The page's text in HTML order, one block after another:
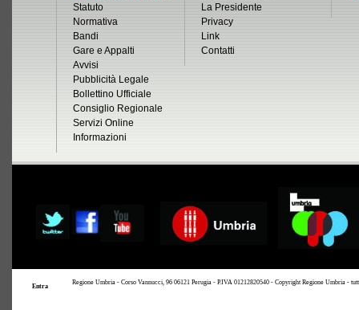
Statuto
Normativa
Bandi
Gare e Appalti
Avvisi
Pubblicità Legale
Bollettino Ufficiale
Consiglio Regionale
Servizi Online
Informazioni
La Presidente
Privacy
Link
Contatti
Entra
Regione Umbria - Corso Vannucci, 96 06121 Perugia - P.IVA 01212820540 - Copyright Regione Umbria -